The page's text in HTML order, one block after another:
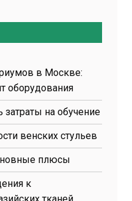
в Москве:
оборудования
на обучение
венских стульев
плюсы
к